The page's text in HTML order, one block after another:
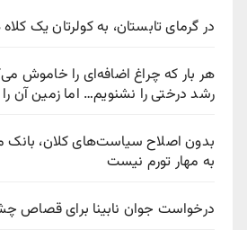
در گرمای تابستان، به کولرتان یک
هر بار که چراغ اضافه‌ای را خاموش
رشد درختی را نشنویم… اما زمین آن
بدون اصلاح سیاست‌های کلان، بانک
به مهار تورم نیست
درخواست جوان نابینا برای قصاص